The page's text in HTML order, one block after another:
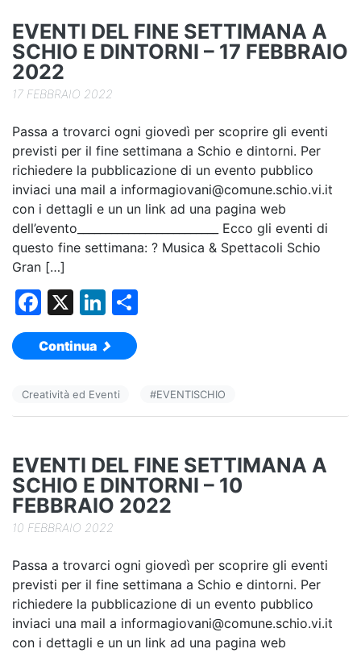
o
k
EVENTI DEL FINE SETTIMANA A
SCHIO E DINTORNI – 17 FEBBRAIO
2022
17 FEBBRAIO 2022
Passa a trovarci ogni giovedì per scoprire gli eventi
previsti per il fine settimana a Schio e dintorni. Per
richiedere la pubblicazione di un evento pubblico
inviaci una mail a informagiovani@comune.schio.vi.it
con i dettagli e un un link ad una pagina web
dell’evento_________________________ Ecco gli eventi di
questo fine settimana: ? Musica & Spettacoli Schio
Gran […]
F
a
c
b
o
k
X
Li
n
k
dI
vi
Continua
Creatività ed Eventi #EVENTISCHIO
EVENTI DEL FINE SETTIMANA A
SCHIO E DINTORNI – 10
FEBBRAIO 2022
10 FEBBRAIO 2022
Passa a trovarci ogni giovedì per scoprire gli eventi
previsti per il fine settimana a Schio e dintorni. Per
richiedere la pubblicazione di un evento pubblico
inviaci una mail a informagiovani@comune.schio.vi.it
con i dettagli e un un link ad una pagina web